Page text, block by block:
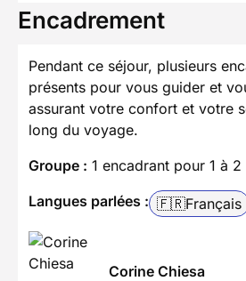
Encadrement
Pendant ce séjour, plusieurs
présents pour vous guider et
assurant votre confort et votre
long du voyage.
Groupe : 1 encadrant pour 1 à
Langues parlées : 🇫🇷Français
Corine Chiesa